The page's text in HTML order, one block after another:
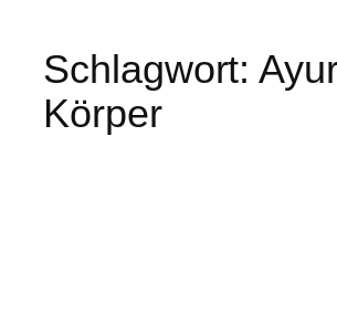
Schlagwort:
Körper